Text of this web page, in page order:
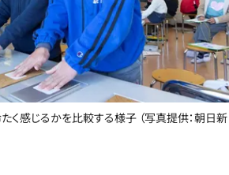
く感じるかを比較する様子 （写真提供：朝日新